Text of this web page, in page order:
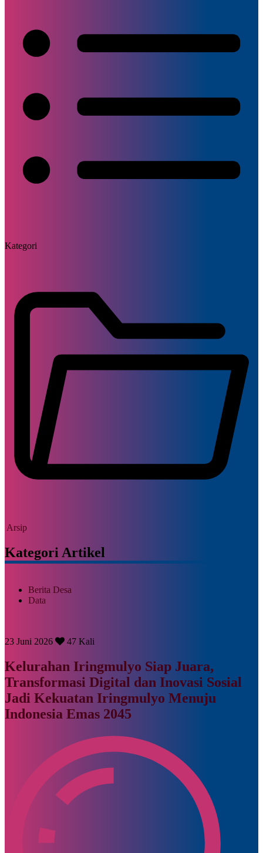
Kategori
Arsip
Kategori Artikel
Berita Desa
Data
23 Juni 2026 47 Kali
Kelurahan Iringmulyo Siap Juara,
Transformasi Digital dan Inovasi Sosial
Jadi Kekuatan Iringmulyo Menuju
Indonesia Emas 2045